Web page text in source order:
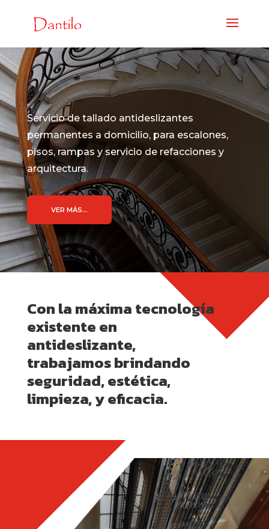
Servicio de tallado antideslizantes
permanentes a domicilio, para escalones,
pisos, rampas y servicio de refacciones y
arquitectura.
VER MÁS...
Con la máxima tecnología
existente en
antideslizante,
trabajamos brindando
seguridad, estética,
limpieza, y eficacia.